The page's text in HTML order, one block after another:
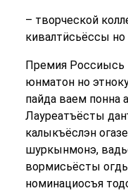
– творческой
кивалтӥсьёссы
Премия Россиысь
юнматон но
пайда ваем понна
Лауреатъёсты
калыкъёслэн
шуркынмонэ,
вормисьёсты
номинациосъя